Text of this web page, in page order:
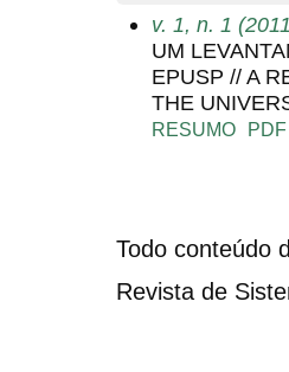
v. 1, n. 1
UM
EPUSP // A
THE
RESUMO PDF
Todo conteúdo
Revista de